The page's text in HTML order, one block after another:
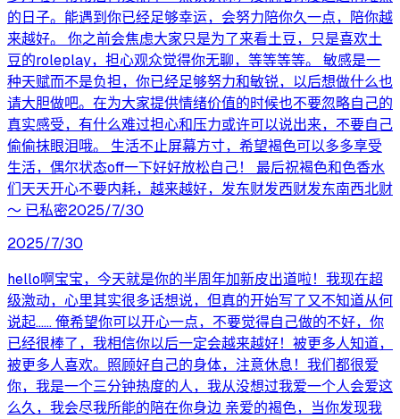
的日子。能遇到你已经足够幸运，会努力陪你久一点，陪你越
来越好。 你之前会焦虑大家只是为了来看土豆，只是喜欢土
豆的roleplay，担心观众觉得你无聊，等等等等。 敏感是一
种天赋而不是负担，你已经足够努力和敏锐，以后想做什么也
请大胆做吧。在为大家提供情绪价值的时候也不要忽略自己的
真实感受，有什么难过担心和压力或许可以说出来，不要自己
偷偷抹眼泪哦。 生活不止屏幕方寸，希望褐色可以多多享受
生活，偶尔状态off一下好好放松自己！ 最后祝褐色和色香水
们天天开心不要内耗，越来越好，发东财发西财发东南西北财
～ 已私密2025/7/30
2025/7/30
hello啊宝宝，今天就是你的半周年加新皮出道啦！我现在超
级激动，心里其实很多话想说，但真的开始写了又不知道从何
说起…… 俺希望你可以开心一点，不要觉得自己做的不好，你
已经很棒了，我相信你以后一定会越来越好！被更多人知道，
被更多人喜欢。照顾好自己的身体，注意休息！我们都很爱
你，我是一个三分钟热度的人，我从没想过我爱一个人会爱这
么久，我会尽我所能的陪在你身边 亲爱的褐色，当你发现我